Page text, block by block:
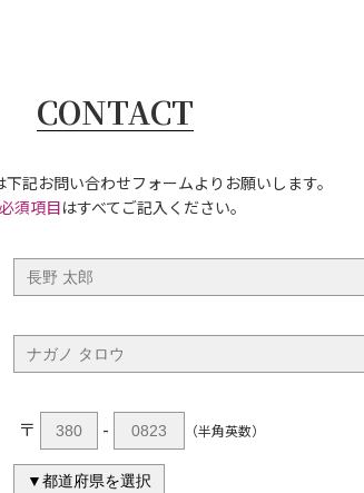
CONTACT
記お問い合わせフォームよりお願いします。
須項目はすべてご記入ください。
〒 - （半角英数）